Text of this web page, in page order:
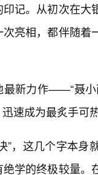
记。从初次在
亮相，都伴随
最新力作——“聂
速成为最炙手可
”，这几个字本
学的终极较量